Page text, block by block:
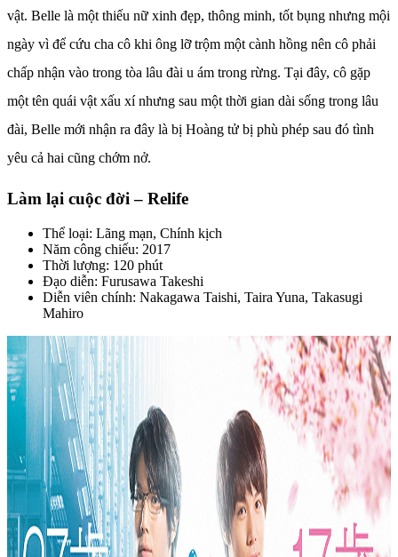
vật. Belle là một thiếu nữ xinh đẹp, thông minh, tốt bụng nhưng mội
ngày vì để cứu cha cô khi ông lỡ trộm một cành hồng nên cô phải
chấp nhận vào trong tòa lâu đài u ám trong rừng. Tại đây, cô gặp
một tên quái vật xấu xí nhưng sau một thời gian dài sống trong lâu
đài, Belle mới nhận ra đây là bị Hoàng tử bị phù phép sau đó tình
yêu cả hai cũng chớm nở.
Làm lại cuộc đời – Relife
Thể loại: Lãng mạn, Chính kịch
Năm công chiếu: 2017
Thời lượng: 120 phút
Đạo diễn: Furusawa Takeshi
Diễn viên chính: Nakagawa Taishi, Taira Yuna, Takasugi
Mahiro